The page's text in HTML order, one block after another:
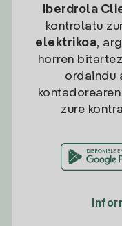
Iberdrola
kontrolatu
elektrikoa,
horren
ordaindu
zure